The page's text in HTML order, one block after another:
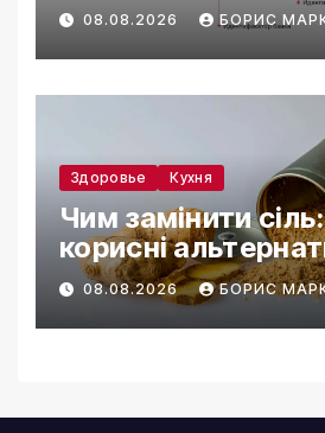
08.08.2026 БОРИС
Здоровье Кухня
Чим замінити
корисні
08.08.2026 БОРИС